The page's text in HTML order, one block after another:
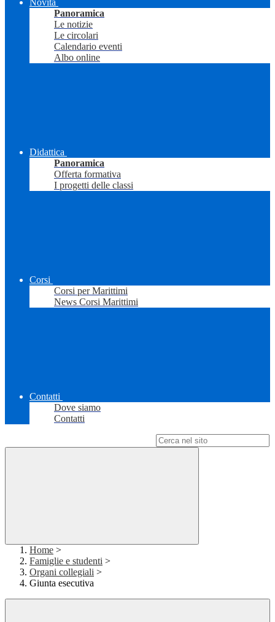
Novità
Panoramica
Le notizie
Le circolari
Calendario eventi
Albo online
Didattica
Panoramica
Offerta formativa
I progetti delle classi
Corsi
Corsi per Marittimi
News Corsi Marittimi
Contatti
Dove siamo
Contatti
Home >
Famiglie e studenti >
Organi collegiali >
Giunta esecutiva